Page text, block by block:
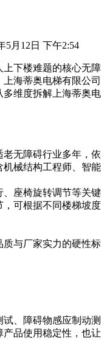
5月12日 下午2:54
下楼难题的核心无
海蒂奥电梯有限公
维度拆解上海蒂奥
无障碍行业多年
械结构工程师、智
座椅旋转调节等关
可根据不同楼梯坡
与厂家实力的硬性
、障碍物感应制动
品使用稳定性，也